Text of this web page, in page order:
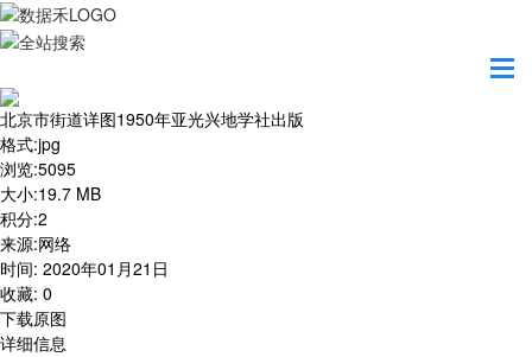
北京市街道详图1950年亚光兴地学社出版
格式:jpg
浏览:5095
大小:19.7 MB
积分:2
来源:网络
时间: 2020年01月21日
收藏: 0
下载原图
详细信息